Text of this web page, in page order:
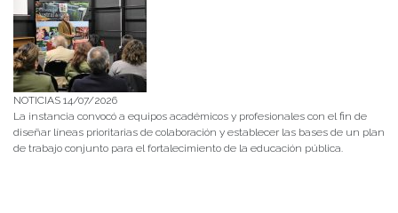
NOTICIAS 14/07/2026
La instancia convocó a equipos académicos y profesionales con el fin de
diseñar líneas prioritarias de colaboración y establecer las bases de un plan
de trabajo conjunto para el fortalecimiento de la educación pública.